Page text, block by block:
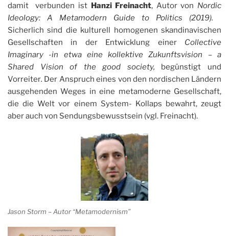
damit verbunden ist Hanzi Freinacht, Autor von Nordic
Ideology: A Metamodern Guide to Politics (2019).
Sicherlich sind die kulturell homogenen skandinavischen
Gesellschaften in der Entwicklung einer Collective
Imaginary -in etwa eine kollektive Zukunftsvision – a
Shared Vision of the good society, begünstigt und
Vorreiter. Der Anspruch eines von den nordischen Ländern
ausgehenden Weges in eine metamoderne Gesellschaft,
die die Welt vor einem System- Kollaps bewahrt, zeugt
aber auch von Sendungsbewusstsein (vgl. Freinacht).
Jason Storm – Autor “Metamodernism”